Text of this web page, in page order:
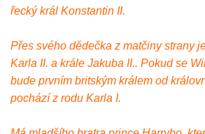
řecký král Konstantin II.
Přes svého dědečka z matčiny strany
Karla II. a krále Jakuba II.. Pokud se
bude prvním britským králem od
pochází z rodu Karla I.